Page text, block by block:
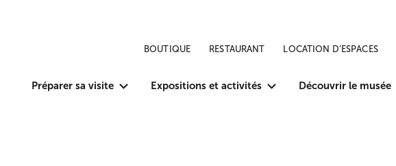
Préparer sa visite Expositions et activités Découvrir le musée
BOUTIQUE RESTAURANT LOCATION D’ESPACES